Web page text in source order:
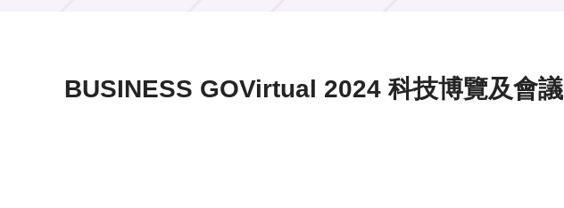
出版刊物
BUSINESS GOVirtual 2024 科技博覽及會議